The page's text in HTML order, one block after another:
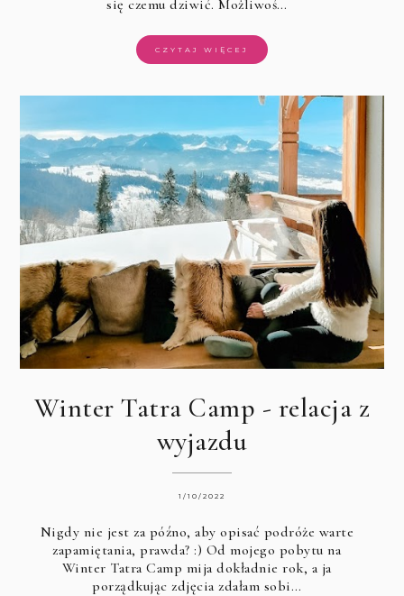
się czemu dziwić. Możliwoś…
CZYTAJ WIĘCEJ
Winter Tatra Camp - relacja z
wyjazdu
1/10/2022
Nigdy nie jest za późno, aby opisać podróże warte
zapamiętania, prawda? :) Od mojego pobytu na
Winter Tatra Camp mija dokładnie rok, a ja
porządkując zdjęcia zdałam sobi…